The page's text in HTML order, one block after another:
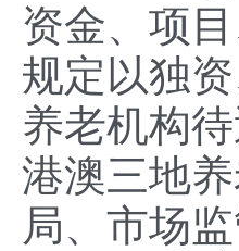
资金、项
规定以独
养老机构
港澳三地
局、市场